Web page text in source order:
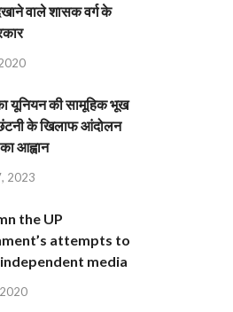
वाले शासक वर्ग के
यूनियन की सामूहिक भूख
के खिलाफ आंदोलन
आह्वान
2023
the UP
attempts to
media